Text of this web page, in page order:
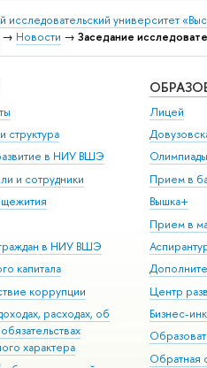
исследовательский университет
→ Новости → Заседание
структура
в НИУ ВШЭ
и сотрудники
в НИУ ВШЭ
капитала
коррупции
расходах, об
характера
Лицей
Олимпиады
Прием в
Вышка+
Прием в
Центр
Бизнес-
Обратная